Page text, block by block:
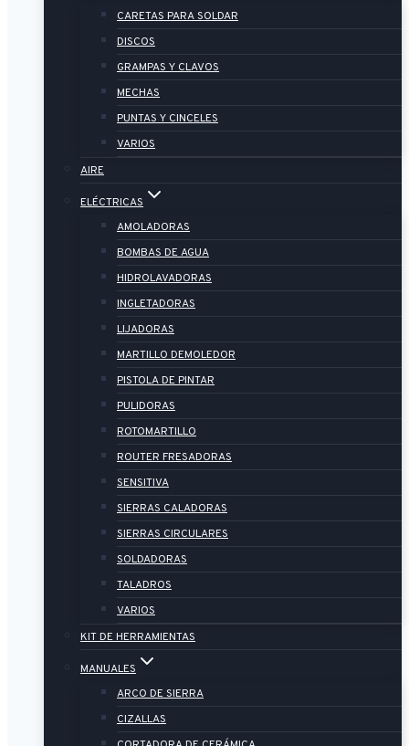
CARETAS PARA SOLDAR
DISCOS
GRAMPAS Y CLAVOS
MECHAS
PUNTAS Y CINCELES
VARIOS
AIRE
ELÉCTRICAS
AMOLADORAS
BOMBAS DE AGUA
HIDROLAVADORAS
INGLETADORAS
LIJADORAS
MARTILLO DEMOLEDOR
PISTOLA DE PINTAR
PULIDORAS
ROTOMARTILLO
ROUTER FRESADORAS
SENSITIVA
SIERRAS CALADORAS
SIERRAS CIRCULARES
SOLDADORAS
TALADROS
VARIOS
KIT DE HERRAMIENTAS
MANUALES
ARCO DE SIERRA
CIZALLAS